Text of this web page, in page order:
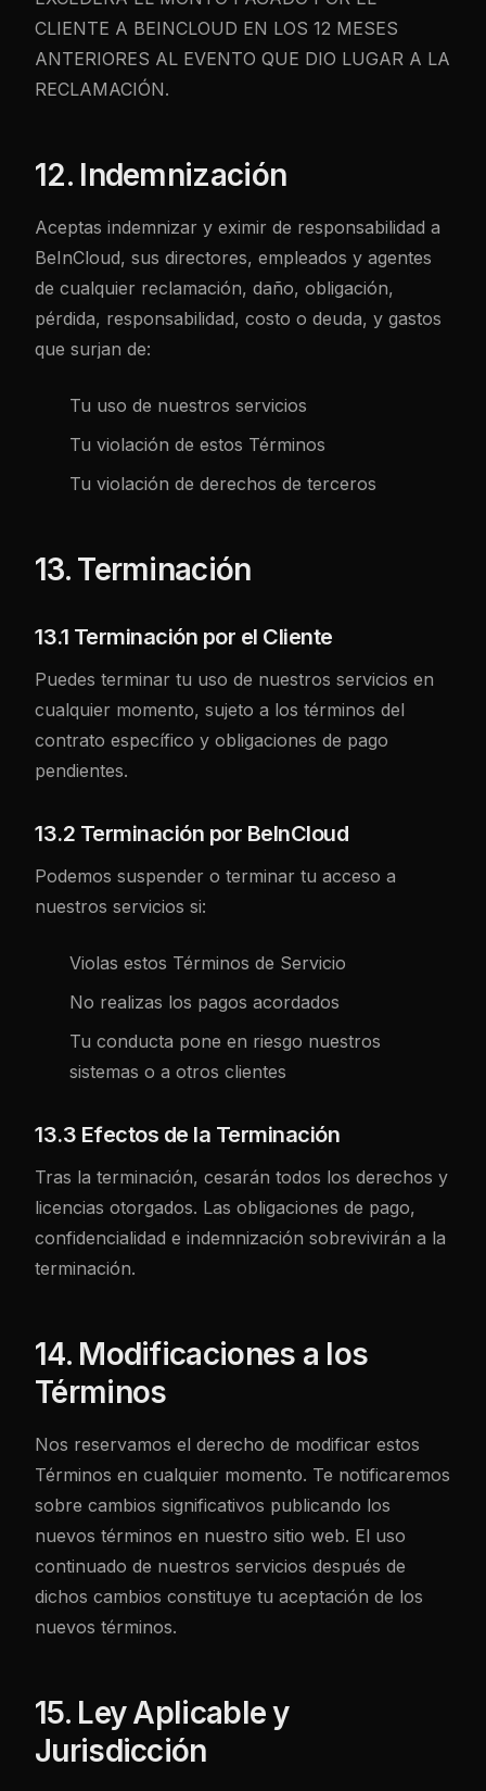
CLIENTE A BEINCLOUD EN LOS 12 MESES
ANTERIORES AL EVENTO QUE DIO LUGAR A LA
RECLAMACIÓN.
12. Indemnización
Aceptas indemnizar y eximir de responsabilidad a
BeInCloud, sus directores, empleados y agentes
de cualquier reclamación, daño, obligación,
pérdida, responsabilidad, costo o deuda, y gastos
que surjan de:
Tu uso de nuestros servicios
Tu violación de estos Términos
Tu violación de derechos de terceros
13. Terminación
13.1 Terminación por el Cliente
Puedes terminar tu uso de nuestros servicios en
cualquier momento, sujeto a los términos del
contrato específico y obligaciones de pago
pendientes.
13.2 Terminación por BeInCloud
Podemos suspender o terminar tu acceso a
nuestros servicios si:
Violas estos Términos de Servicio
No realizas los pagos acordados
Tu conducta pone en riesgo nuestros
sistemas o a otros clientes
13.3 Efectos de la Terminación
Tras la terminación, cesarán todos los derechos y
licencias otorgados. Las obligaciones de pago,
confidencialidad e indemnización sobrevivirán a la
terminación.
14. Modificaciones a los
Términos
Nos reservamos el derecho de modificar estos
Términos en cualquier momento. Te notificaremos
sobre cambios significativos publicando los
nuevos términos en nuestro sitio web. El uso
continuado de nuestros servicios después de
dichos cambios constituye tu aceptación de los
nuevos términos.
15. Ley Aplicable y
Jurisdicción